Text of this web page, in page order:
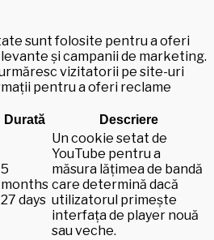
sunt folosite pentru a oferi
și campanii de marketing.
vizitatorii pe site-uri
pentru a oferi reclame
Durată Descriere
5
months
27 days
Un cookie setat de
YouTube pentru a
măsura lățimea de bandă
care determină dacă
utilizatorul primește
interfața de player nouă
sau veche.